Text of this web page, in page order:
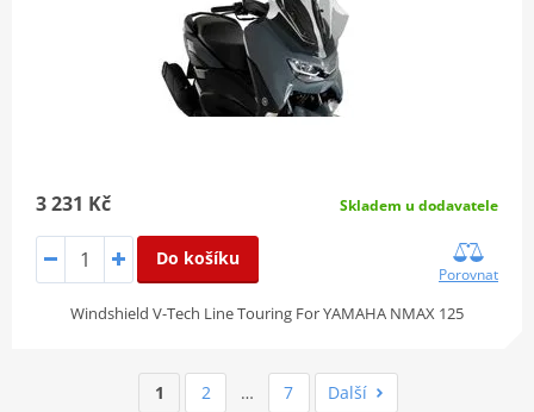
3 231 Kč Skladem u dodavatele
Do košíku
Porovnat
Windshield V-Tech Line Touring For YAMAHA NMAX 125
1 2 … 7 Další